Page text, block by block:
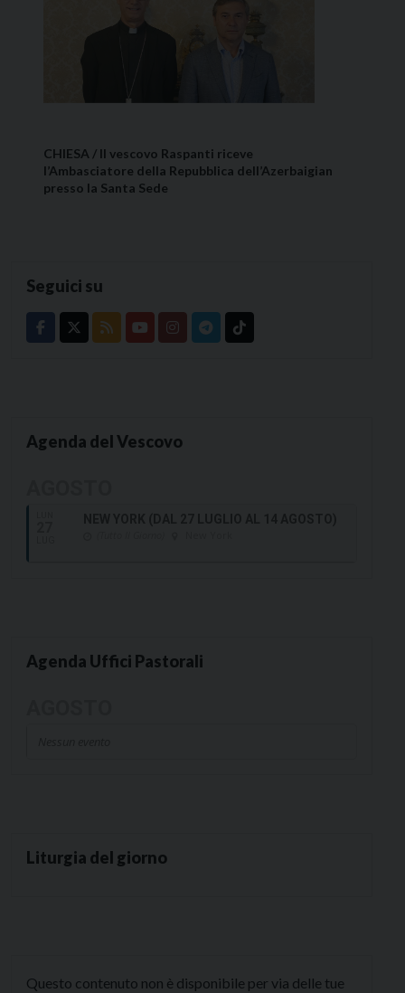
CHIESA / Il vescovo Raspanti riceve
l’Ambasciatore della Repubblica dell’Azerbaigian
presso la Santa Sede
Seguici su
Agenda del Vescovo
Agenda Uffici Pastorali
Liturgia del giorno
Questo contenuto non è disponibile per via delle tue